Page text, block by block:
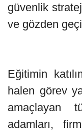
güvenlik
ve gözden
Eğitimin
halen görev
amaçlayan
adamları,